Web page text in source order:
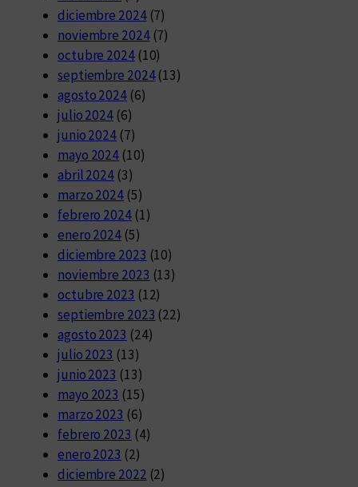
diciembre 2024(7)
noviembre 2024(7)
octubre 2024(10)
septiembre 2024(13)
agosto 2024(6)
julio 2024 (6)
junio 2024 (7)
mayo 2024 (10)
abril 2024 (3)
marzo 2024 (5)
febrero 2024(1)
enero 2024 (5)
diciembre 2023 (10)
noviembre 2023 (13)
octubre 2023 (12)
septiembre 2023 (22)
agosto 2023 (24)
julio 2023 (13)
junio 2023 (13)
mayo 2023 (15)
marzo 2023 (6)
febrero 2023 (4)
enero 2023 (2)
diciembre 2022 (2)